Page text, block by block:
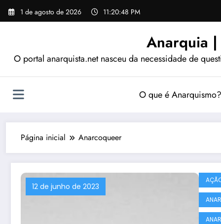
Pular
para
1 de agosto de 2026 11:20:49 PM
Anarquia
O portal anarquista.net nasceu da necessidade de
O que é Anarquismo?
Página inicial Anarcoqueer
12 de junho de 2023